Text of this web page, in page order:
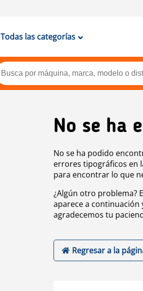
Todas las categorías
No se ha
No se ha podido
errores tipográficos en
para encontrar lo que
¿Algún otro problema?
aparece a
agradecemos tu
Regresar a la